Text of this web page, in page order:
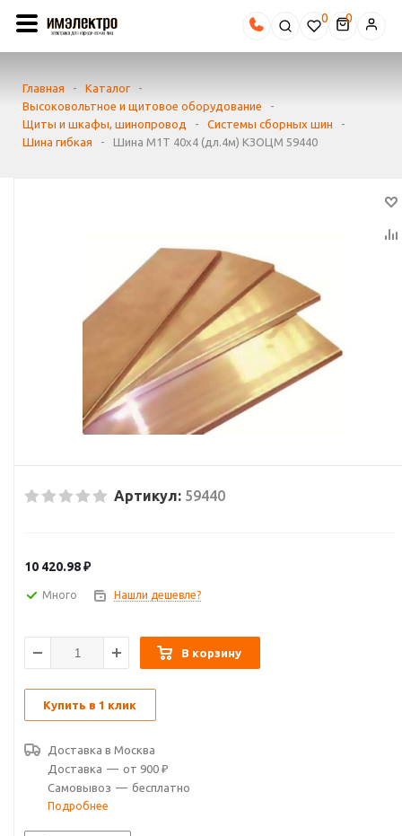
0
Главная - Каталог
-
Высоковольтное и щитовое оборудование
-
Щиты и шкафы, шинопровод
- Системы сборных шин
-
Шина гибкая
- Шина М1Т 40х4 (дл.4м) КЗОЦМ 59440
Артикул: 59440
10 420.98₽
Много Нашли дешевле?
В корзину
Купить в 1 клик
Доставка в Москва
Доставка — от 900 ₽
Самовывоз — бесплатно
Подробнее